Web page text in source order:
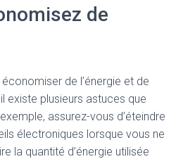
de
de l’énergie et de
existe plusieurs astuces que
assurez-vous d’éteindre
électroniques lorsque vous ne
la quantité d’énergie utilisée